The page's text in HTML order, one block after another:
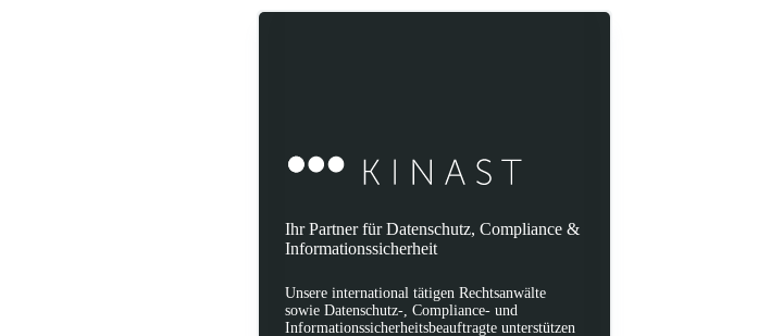
Ihr Partner für Datenschutz, Compliance &
Informationssicherheit
Unsere international tätigen Rechtsanwälte
sowie Datenschutz-, Compliance- und
Informationssicherheitsbeauftragte unterstützen